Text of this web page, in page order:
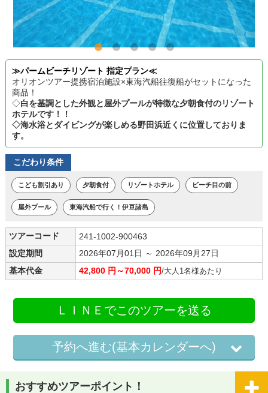
≫パームビーチリゾート 指定プラン≪
オリオンツアー提携宿泊施設×東海汽船往復船がセットになった
商品！
◇白を基調とした外観と屋外プールが特徴な夕朝食付のリゾート
ホテルです！！
◇海水浴とダイビングが楽しめる野田浜近くに位置しておりま
す。
こだわり条件
こども割引あり 夕朝食付 リゾートホテル ビーチ目の前
屋外プール 東海汽船で行く！伊豆諸島
ツアーコード
241-1002-900463
設定期間
2026年07月01日 ～ 2026年09月27日
基本代金
42,800 円～70,000 円/大人1名様あたり
ＬＩＮＥでこのツアーを送る
予約へ進む(基本カレンダーへ)
おすすめツアーポイント！